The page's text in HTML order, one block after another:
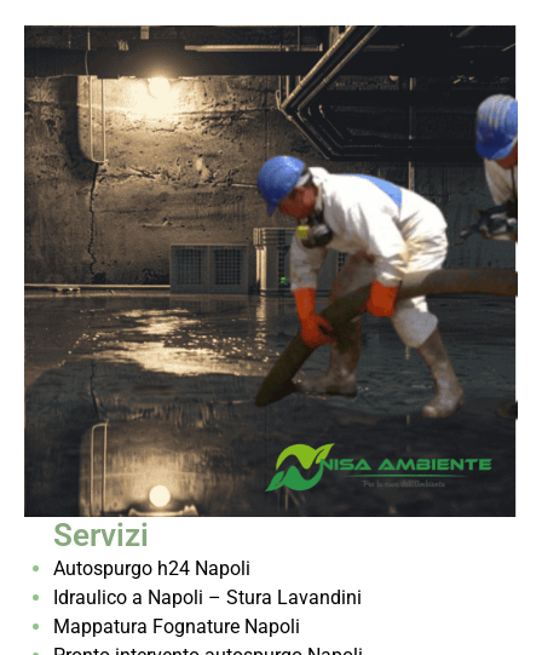
Servizi
Autospurgo h24 Napoli
Idraulico a Napoli – Stura Lavandini
Mappatura Fognature Napoli